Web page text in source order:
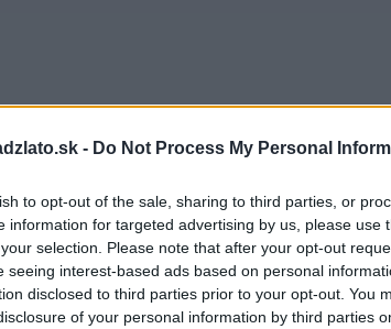
- Do Not Process My Personal
to opt-out of the sale, sharing to third parties, or
information for targeted advertising by us, please use
selection. Please note that after your opt-out
seeing interest-based ads based on personal
disclosed to third parties prior to your opt-out. You
of your personal information by third parties